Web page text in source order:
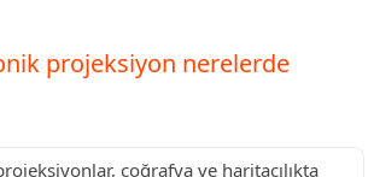
projeksiyon nerelerde
coğrafya ve haritacılıkta